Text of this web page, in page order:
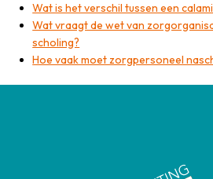
Wat is het verschil tussen een
Wat vraagt de wet van
scholing?
Hoe vaak moet zorgpersoneel